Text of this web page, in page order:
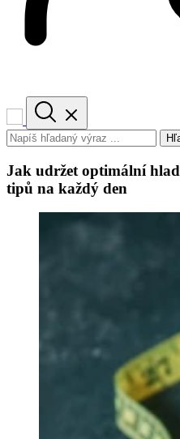
Jak udržet optimální
tipů na každý den